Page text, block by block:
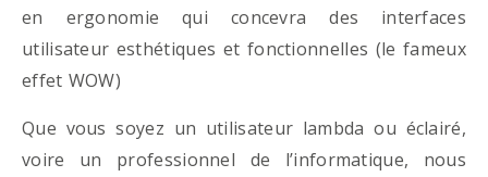
en ergonomie qui concevra des interfaces
utilisateur esthétiques et fonctionnelles (le fameux
effet WOW)
Que vous soyez un utilisateur lambda ou éclairé,
voire un professionnel de l’informatique, nous